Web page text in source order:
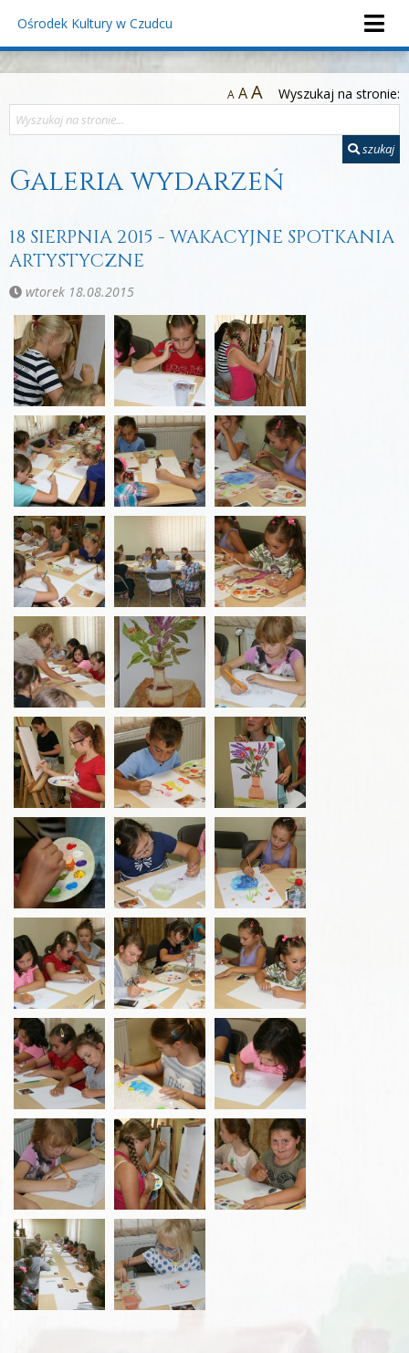
Ośrodek Kultury w Czudcu
A AA Wyszukaj na stronie:
szukaj
Galeria wydarzeń
18 SIERPNIA 2015 - WAKACYJNE SPOTKANIA
ARTYSTYCZNE
wtorek 18.08.2015